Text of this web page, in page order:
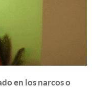
en los narcos o